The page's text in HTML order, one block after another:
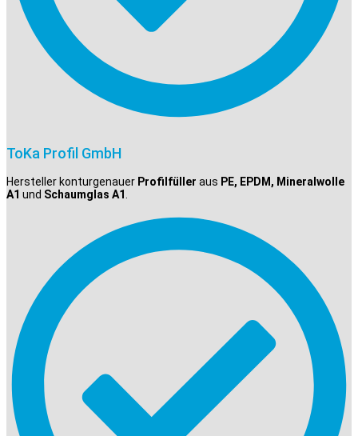
ToKa Profil GmbH
Hersteller konturgenauer Profilfüller aus PE, EPDM, Mineralwolle
A1 und Schaumglas A1.